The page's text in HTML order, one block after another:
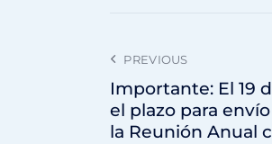
PREVIOUS
Importante: El 19
el plazo para
la Reunión Anual